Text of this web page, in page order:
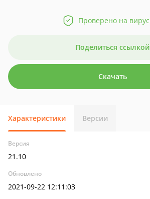
Проверено на
Поделиться ссылкой
Скачать
Характеристики Версии
Версия
21.10
Обновлено
2021-09-22 12:11:03